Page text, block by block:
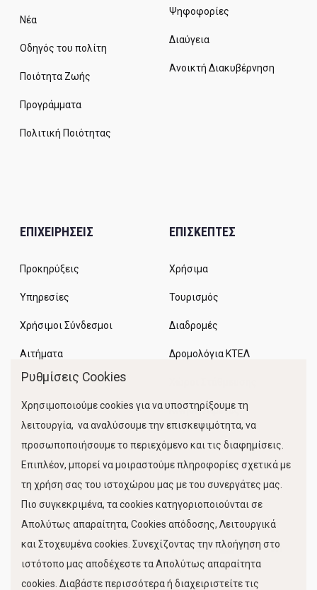
Νέα
Οδηγός του πολίτη
Ποιότητα Ζωής
Προγράμματα
Πολιτική Ποιότητας
Ψηφοφορίες
Διαύγεια
Ανοικτή Διακυβέρνηση
ΕΠΙΧΕΙΡΗΣΕΙΣ
Προκηρύξεις
Υπηρεσίες
Χρήσιμοι Σύνδεσμοι
Αιτήματα
ΕΠΙΣΚΕΠΤΕΣ
Χρήσιμα
Τουρισμός
Διαδρομές
Δρομολόγια ΚΤΕΛ
Κίνηση Λιμένος
FOLLOW US
Ρυθμίσεις Cookies
Χρησιμοποιούμε cookies για να υποστηρίξουμε τη
λειτουργία, να αναλύσουμε την επισκεψιμότητα, να
προσωποποιήσουμε το περιεχόμενο και τις διαφημίσεις.
Επιπλέον, μπορεί να μοιραστούμε πληροφορίες σχετικά με
τη χρήση σας του ιστοχώρου μας με του συνεργάτες μας.
Πιο συγκεκριμένα, τα cookies κατηγοριοποιούνται σε
Απολύτως απαραίτητα, Cookies απόδοσης, Λειτουργικά
και Στοχευμένα cookies. Συνεχίζοντας την πλοήγηση στο
ιστότοπο μας αποδέχεστε τα Απολύτως απαραίτητα
cookies. Διαβάστε περισσότερα ή διαχειριστείτε τις